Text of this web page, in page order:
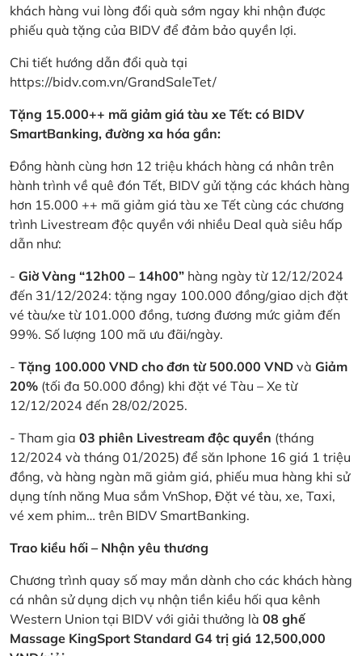
khách hàng vui lòng đổi quà sớm ngay khi nhận được
phiếu quà tặng của BIDV để đảm bảo quyền lợi.
Chi tiết hướng dẫn đổi quà tại
https://bidv.com.vn/GrandSaleTet/
Tặng 15.000++ mã giảm giá tàu xe Tết: có BIDV
SmartBanking, đường xa hóa gần:
Đồng hành cùng hơn 12 triệu khách hàng cá nhân trên
hành trình về quê đón Tết, BIDV gửi tặng các khách hàng
hơn 15.000 ++ mã giảm giá tàu xe Tết cùng các chương
trình Livestream độc quyền với nhiều Deal quà siêu hấp
dẫn như:
- Giờ Vàng “12h00 – 14h00” hàng ngày từ 12/12/2024
đến 31/12/2024: tặng ngay 100.000 đồng/giao dịch đặt
vé tàu/xe từ 101.000 đồng, tương đương mức giảm đến
99%. Số lượng 100 mã ưu đãi/ngày.
- Tặng 100.000 VND cho đơn từ 500.000 VND và Giảm
20% (tối đa 50.000 đồng) khi đặt vé Tàu – Xe từ
12/12/2024 đến 28/02/2025.
- Tham gia 03 phiên Livestream độc quyền (tháng
12/2024 và tháng 01/2025) để săn Iphone 16 giá 1 triệu
đồng, và hàng ngàn mã giảm giá, phiếu mua hàng khi sử
dụng tính năng Mua sắm VnShop, Đặt vé tàu, xe, Taxi,
vé xem phim… trên BIDV SmartBanking.
Trao kiều hối – Nhận yêu thương
Chương trình quay số may mắn dành cho các khách hàng
cá nhân sử dụng dịch vụ nhận tiền kiều hối qua kênh
Western Union tại BIDV với giải thưởng là 08 ghế
Massage KingSport Standard G4 trị giá 12,500,000